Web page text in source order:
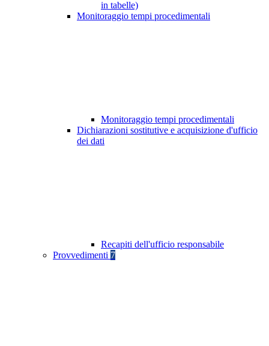
in tabelle)
Monitoraggio tempi procedimentali
Monitoraggio tempi procedimentali
Dichiarazioni sostitutive e acquisizione d'ufficio
dei dati
Recapiti dell'ufficio responsabile
Provvedimenti 7